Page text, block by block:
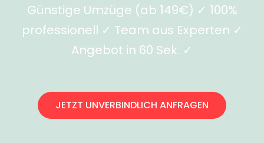
Günstige Umzüge (ab 149€) ✓ 100%
professionell ✓ Team aus Experten ✓
Angebot in 60 Sek. ✓
JETZT UNVERBINDLICH ANFRAGEN